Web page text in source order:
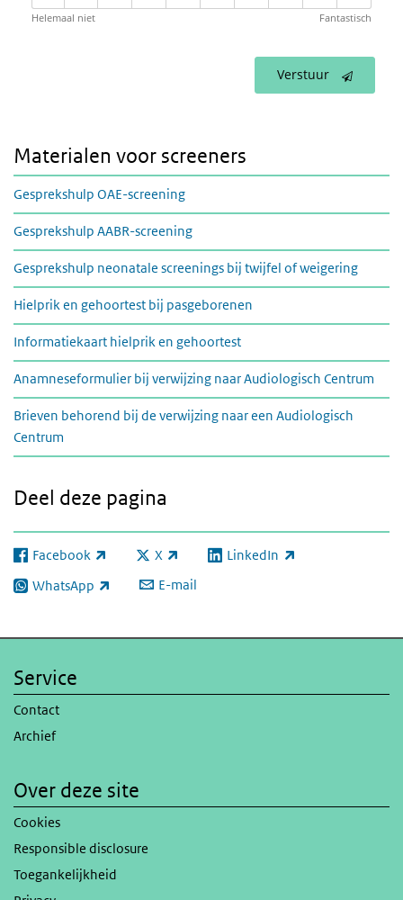
Helemaal niet Fantastisch
Verstuur
Materialen voor screeners
Gesprekshulp OAE-screening
Gesprekshulp AABR-screening
Gesprekshulp neonatale screenings bij twijfel of weigering
Hielprik en gehoortest bij pasgeborenen
Informatiekaart hielprik en gehoortest
Anamneseformulier bij verwijzing naar Audiologisch Centrum
Brieven behorend bij de verwijzing naar een Audiologisch
Centrum
Deel deze pagina
Facebook
(externe link) X
(externe link) LinkedIn
(externe link)
WhatsApp
(externe link) E-mail
Service
Contact
Archief
Over deze site
Cookies
Responsible disclosure
Toegankelijkheid